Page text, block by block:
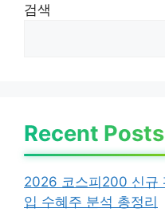
검색
Recent Posts
2026 코스피200 신규
입 수혜주 분석 총정리